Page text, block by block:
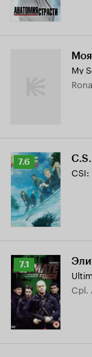
My
Рейтинг
Кинопоиска
7.6
7.6
CSI:
Рейтинг
Кинопоиска
7.1
7.1